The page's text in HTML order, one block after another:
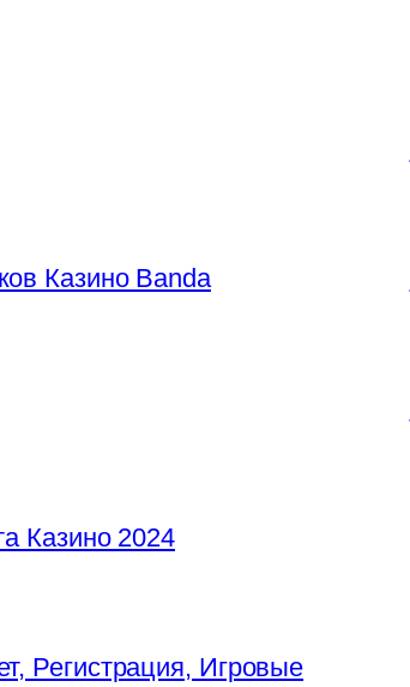
Казино Banda
Казино 2024
Регистрация, Игровые